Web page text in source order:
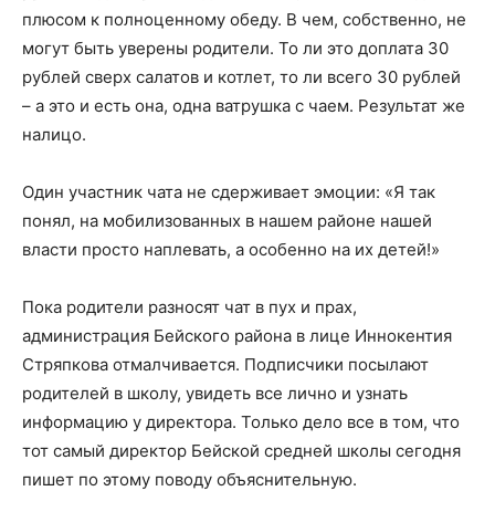
плюсом к полноценному обеду. В чем, собственно, не
могут быть уверены родители. То ли это доплата 30
рублей сверх салатов и котлет, то ли всего 30 рублей
– а это и есть она, одна ватрушка с чаем. Результат же
налицо.
Один участник чата не сдерживает эмоции: «Я так
понял, на мобилизованных в нашем районе нашей
власти просто наплевать, а особенно на их детей!»
Пока родители разносят чат в пух и прах,
администрация Бейского района в лице Иннокентия
Стряпкова отмалчивается. Подписчики посылают
родителей в школу, увидеть все лично и узнать
информацию у директора. Только дело все в том, что
тот самый директор Бейской средней школы сегодня
пишет по этому поводу объяснительную.